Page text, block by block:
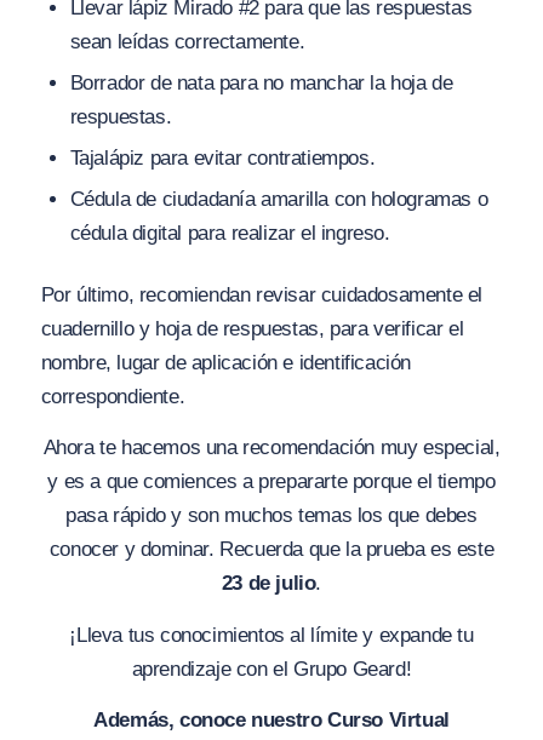
Llevar lápiz Mirado #2 para que las respuestas
sean leídas correctamente.
Borrador de nata para no manchar la hoja de
respuestas.
Tajalápiz para evitar contratiempos.
Cédula de ciudadanía amarilla con hologramas o
cédula digital para realizar el ingreso.
Por último, recomiendan revisar cuidadosamente el
cuadernillo y hoja de respuestas, para verificar el
nombre, lugar de aplicación e identificación
correspondiente.
Ahora te hacemos una recomendación muy especial,
y es a que comiences a prepararte porque el tiempo
pasa rápido y son muchos temas los que debes
conocer y dominar. Recuerda que la prueba es este
23 de julio.
¡Lleva tus conocimientos al límite y expande tu
aprendizaje con el Grupo Geard!
Además, conoce nuestro Curso Virtual